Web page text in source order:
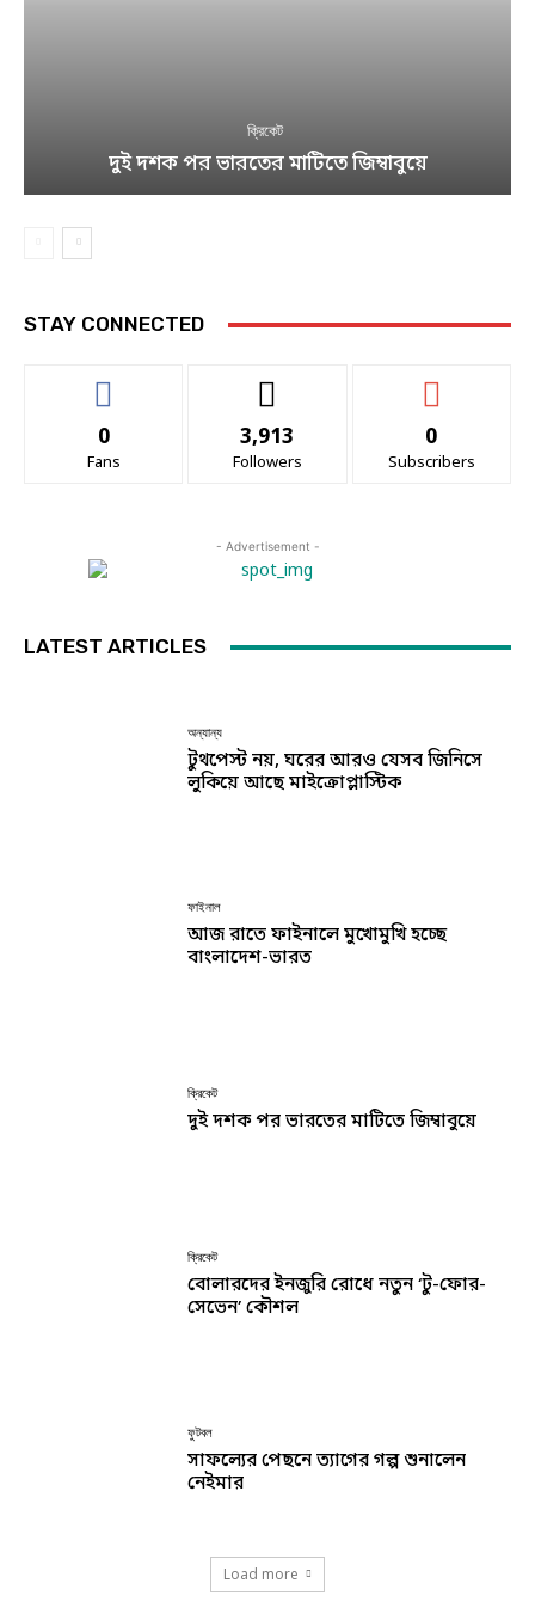
ক্রিকেট
দুই দশক পর ভারতের মাটিতে জিম্বাবুয়ে
STAY CONNECTED
0
Fans
3,913
Followers
0
Subscribers
- Advertisement -
LATEST ARTICLES
অন্যান্য
টুথপেস্ট নয়, ঘরের আরও যেসব জিনিসে
লুকিয়ে আছে মাইক্রোপ্লাস্টিক
ফাইনাল
আজ রাতে ফাইনালে মুখোমুখি হচ্ছে
বাংলাদেশ-ভারত
ক্রিকেট
দুই দশক পর ভারতের মাটিতে জিম্বাবুয়ে
ক্রিকেট
বোলারদের ইনজুরি রোধে নতুন ‘টু-ফোর-
সেভেন’ কৌশল
ফুটবল
সাফল্যের পেছনে ত্যাগের গল্প শুনালেন
নেইমার
Load more